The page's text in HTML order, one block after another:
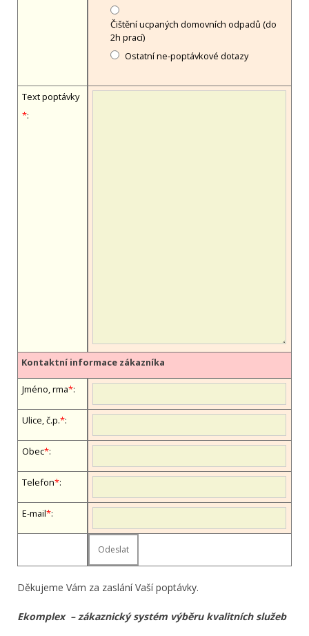
Čištění ucpaných domovních odpadů (do
2h prací)
Ostatní ne-poptávkové dotazy
Text poptávky
*:
Kontaktní informace zákazníka
Jméno, firma*:
Ulice, č.p.*:
Obec*:
Telefon*:
E-mail*:
Děkujeme Vám za zaslání Vaší poptávky.
Ekomplex – zákaznický systém výběru kvalitních služeb